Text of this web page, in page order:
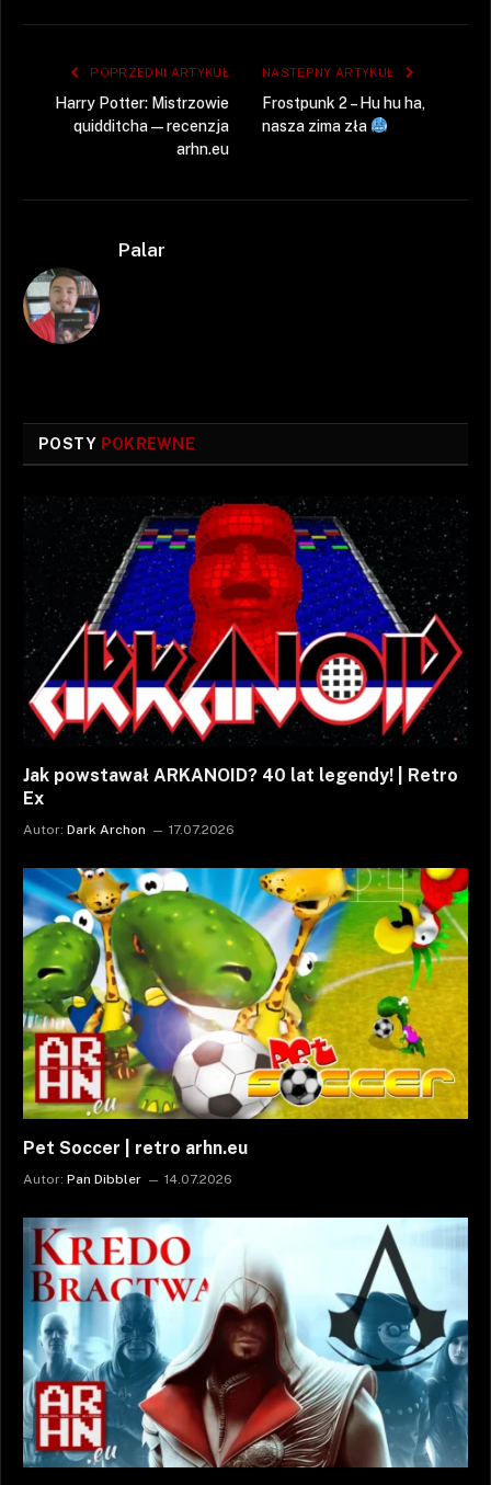
POPRZEDNI ARTYKUŁ
Harry Potter: Mistrzowie
quidditcha — recenzja
arhn.eu
NASTĘPNY ARTYKUŁ
Frostpunk 2 – Hu hu ha,
nasza zima zła
Palar
POSTY POKREWNE
Jak powstawał ARKANOID? 40 lat legendy! | Retro
Ex
Autor: Dark Archon 17.07.2026
Pet Soccer | retro arhn.eu
Autor: Pan Dibbler 14.07.2026